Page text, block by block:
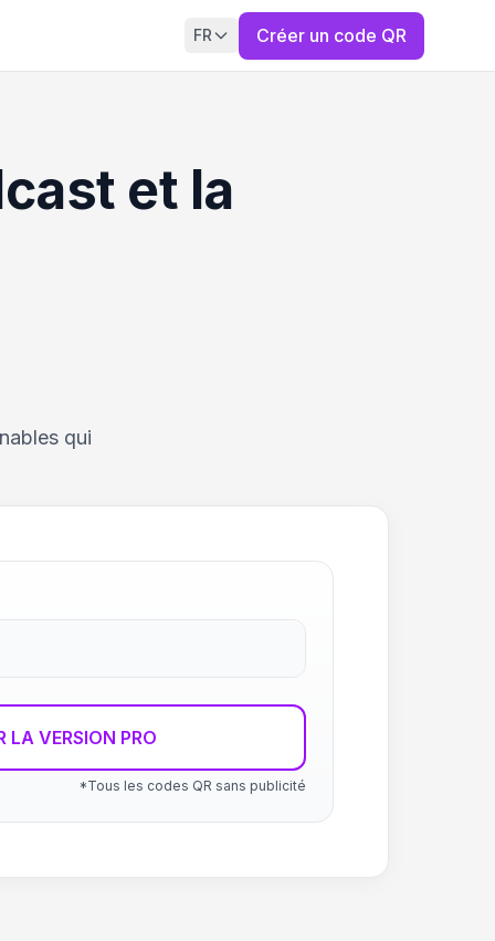
FR Créer un code QR
et la
qui
LA VERSION PRO
*Tous les codes QR sans publicité